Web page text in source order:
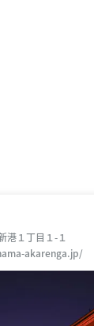
港１丁目１-１
akarenga.jp/